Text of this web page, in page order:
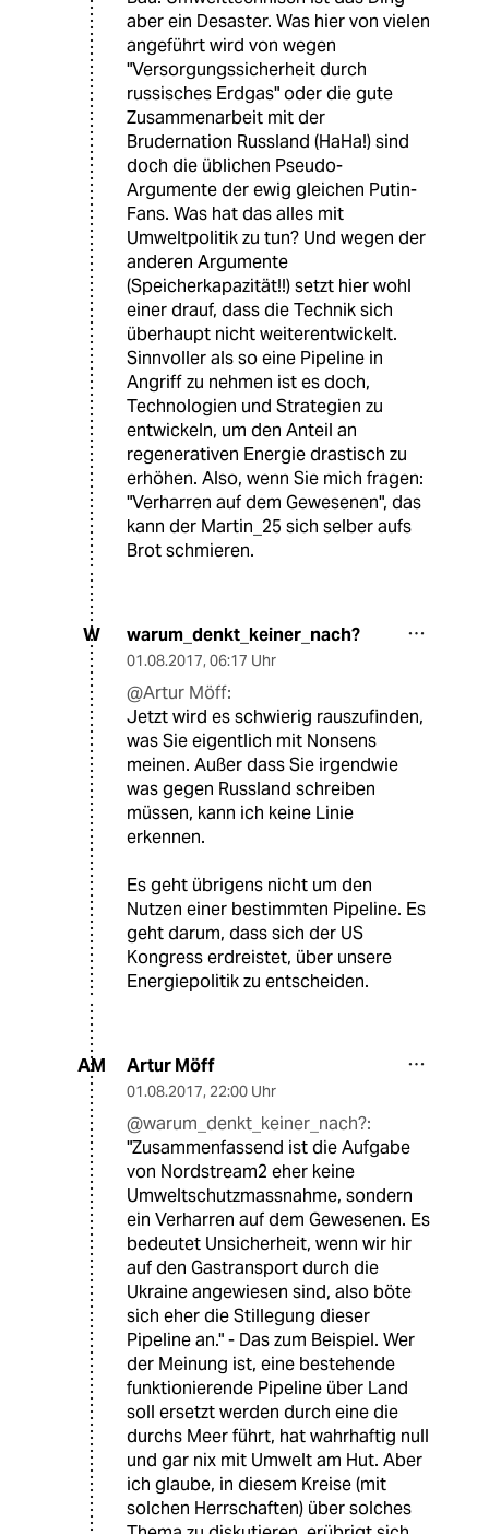
aber ein Desaster. Was hier von vielen
angeführt wird von wegen
"Versorgungssicherheit durch
russisches Erdgas" oder die gute
Zusammenarbeit mit der
Brudernation Russland (HaHa!) sind
doch die üblichen Pseudo-
Argumente der ewig gleichen Putin-
Fans. Was hat das alles mit
Umweltpolitik zu tun? Und wegen der
anderen Argumente
(Speicherkapazität!!) setzt hier wohl
einer drauf, dass die Technik sich
überhaupt nicht weiterentwickelt.
Sinnvoller als so eine Pipeline in
Angriff zu nehmen ist es doch,
Technologien und Strategien zu
entwickeln, um den Anteil an
regenerativen Energie drastisch zu
erhöhen. Also, wenn Sie mich fragen:
"Verharren auf dem Gewesenen", das
kann der Martin_25 sich selber aufs
Brot schmieren.
W warum_denkt_keiner_nach?
01.08.2017, 06:17 Uhr
@Artur Möff:
Jetzt wird es schwierig rauszufinden,
was Sie eigentlich mit Nonsens
meinen. Außer dass Sie irgendwie
was gegen Russland schreiben
müssen, kann ich keine Linie
erkennen.
Es geht übrigens nicht um den
Nutzen einer bestimmten Pipeline. Es
geht darum, dass sich der US
Kongress erdreistet, über unsere
Energiepolitik zu entscheiden.
AM Artur Möff
01.08.2017, 22:00 Uhr
@warum_denkt_keiner_nach?:
"Zusammenfassend ist die Aufgabe
von Nordstream2 eher keine
Umweltschutzmassnahme, sondern
ein Verharren auf dem Gewesenen. Es
bedeutet Unsicherheit, wenn wir hir
auf den Gastransport durch die
Ukraine angewiesen sind, also böte
sich eher die Stillegung dieser
Pipeline an." - Das zum Beispiel. Wer
der Meinung ist, eine bestehende
funktionierende Pipeline über Land
soll ersetzt werden durch eine die
durchs Meer führt, hat wahrhaftig null
und gar nix mit Umwelt am Hut. Aber
ich glaube, in diesem Kreise (mit
solchen Herrschaften) über solches